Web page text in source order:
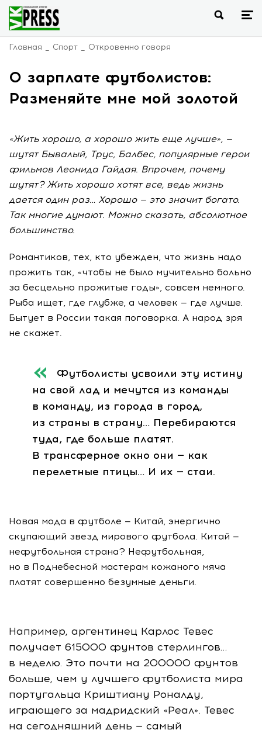
Главная Спорт Откровенно говоря
О зарплате футболистов:
Разменяйте мне мой золотой
«Жить хорошо, а хорошо жить еще лучше», —
шутят Бывалый, Трус, Балбес, популярные герои
фильмов Леонида Гайдая. Впрочем, почему
шутят? Жить хорошо хотят все, ведь жизнь
дается один раз… Хорошо — это значит богато.
Так многие думают. Можно сказать, абсолютное
большинство.
Романтиков, тех, кто убежден, что жизнь надо
прожить так, «чтобы не было мучительно больно
за бесцельно прожитые годы», совсем немного.
Рыба ищет, где глубже, а человек — где лучше.
Бытует в России такая поговорка. А народ зря
не скажет.
Футболисты усвоили эту истину
на свой лад и мечутся из команды
в команду, из города в город,
из страны в страну… Перебираются
туда, где больше платят.
В трансферное окно они — как
перелетные птицы… И их — стаи.
Новая мода в футболе — Китай, энергично
скупающий звезд мирового футбола. Китай —
нефутбольная страна? Нефутбольная,
но в Поднебесной мастерам кожаного мяча
платят совершенно безумные деньги.
Например, аргентинец Карлос Тевес
получает 615000 фунтов стерлингов…
в неделю. Это почти на 200000 фунтов
больше, чем у лучшего футболиста мира
португальца Криштиану Роналду,
играющего за мадридский «Реал». Тевес
на сегодняшний день — самый